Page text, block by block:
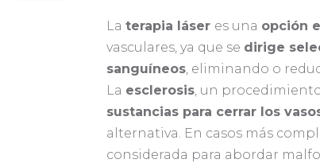
La terapia láser es una opción
vasculares, ya que se dirige
sanguíneos , eliminando o
La esclerosis , un
sustancias para cerrar los
alternativa. En casos más
considerada para abordar